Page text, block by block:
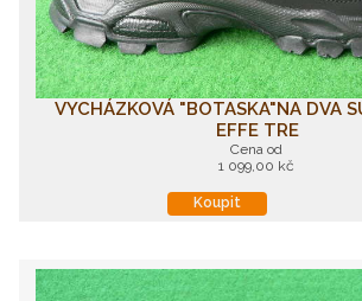
VYCHÁZKOVÁ "BOTASKA"NA DVA
EFFE TRE
Cena od
1 099,00 kč
Koupit